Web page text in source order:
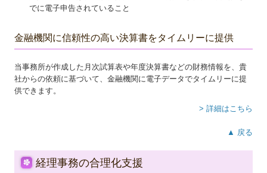
でに電子申告されていること
金融機関に信頼性の高い決算書をタイムリーに提供
当事務所が作成した月次試算表や年度決算書などの財務情報を、貴
社からの依頼に基づいて、金融機関に電子データでタイムリーに提
供できます。
> 詳細はこちら
▲ 戻る
経理事務の合理化支援